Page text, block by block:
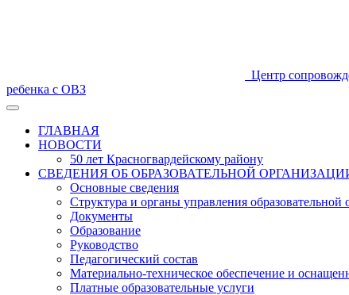
Центр
ребенка с ОВЗ
ГЛАВНАЯ
НОВОСТИ
50 лет Красногвардейскому району
СВЕДЕНИЯ ОБ ОБРАЗОВАТЕЛЬНОЙ
Основные сведения
Структура и органы управления образовательной
Документы
Образование
Руководство
Педагогический состав
Материально-техническое обеспечение и
Платные образовательные услуги